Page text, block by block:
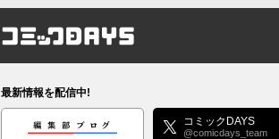
コミックDAYS
最新情報を配信中!
編集部ブログ コミックDAYS
@comicdays_team